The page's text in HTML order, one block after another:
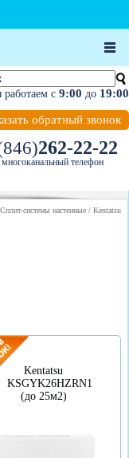
работаем с 9:00 до 19:00
обратный звонок
262-22-22
многоканальный телефон
Сплит-системы настенные / Kentatsu
Kentatsu
KSGYK26HZRN1
(до 25м2)